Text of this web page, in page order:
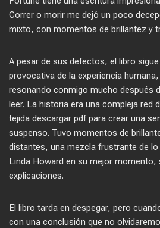
Correr o morir me dejó un poco
mixto, con momentos de brillantez y
A pesar de sus defectos, el libro
provocativa de la experiencia
resonando conmigo mucho después
leer. La historia era una compleja red
tejida descargar pdf para crear una
suspenso. Tuvo momentos de
distantes, una mezcla frustrante de
Linda Howard en su mejor momento,
explicaciones.
El libro tarda en despegar, pero
con una conclusión que no